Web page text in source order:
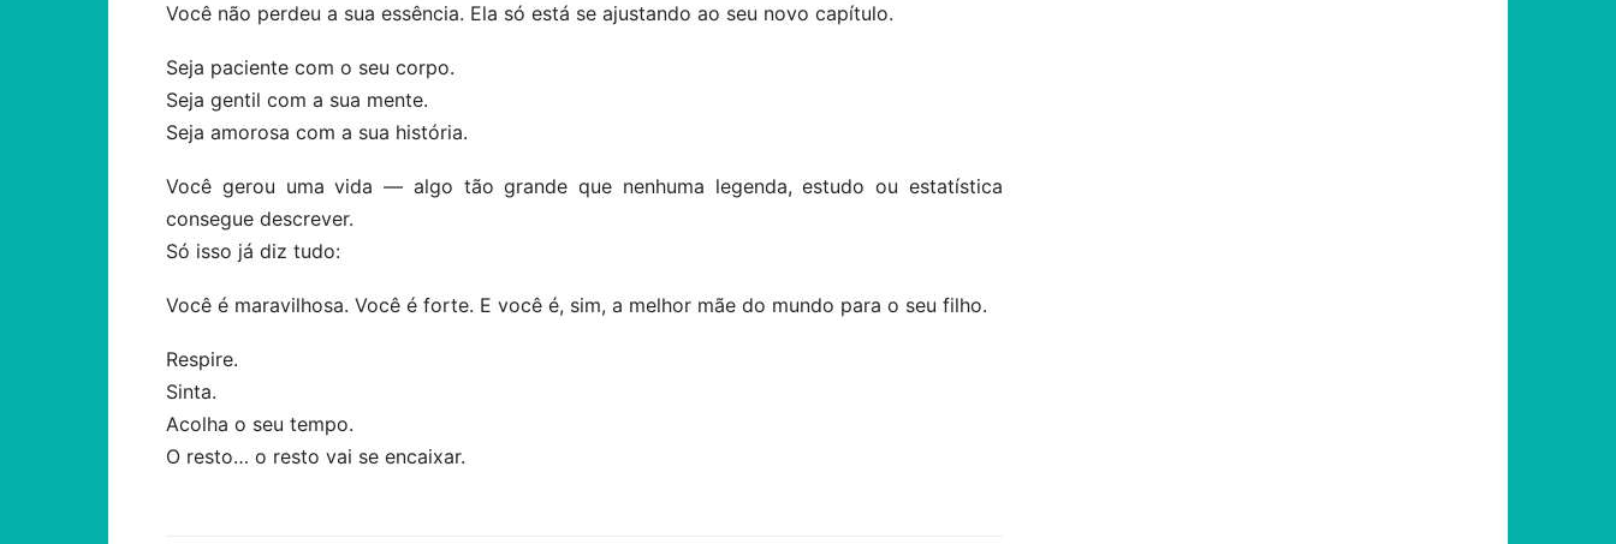
Você não perdeu a sua essência. Ela só está se ajustando ao seu novo capítulo.
Seja paciente com o seu corpo.
Seja gentil com a sua mente.
Seja amorosa com a sua história.
Você gerou uma vida — algo tão grande que nenhuma legenda, estudo ou estatística
consegue descrever.
Só isso já diz tudo:
Você é maravilhosa. Você é forte. E você é, sim, a melhor mãe do mundo para o seu filho.
Respire.
Sinta.
Acolha o seu tempo.
O resto… o resto vai se encaixar.